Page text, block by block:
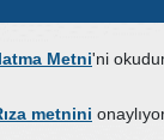
Metni'ni
metnini